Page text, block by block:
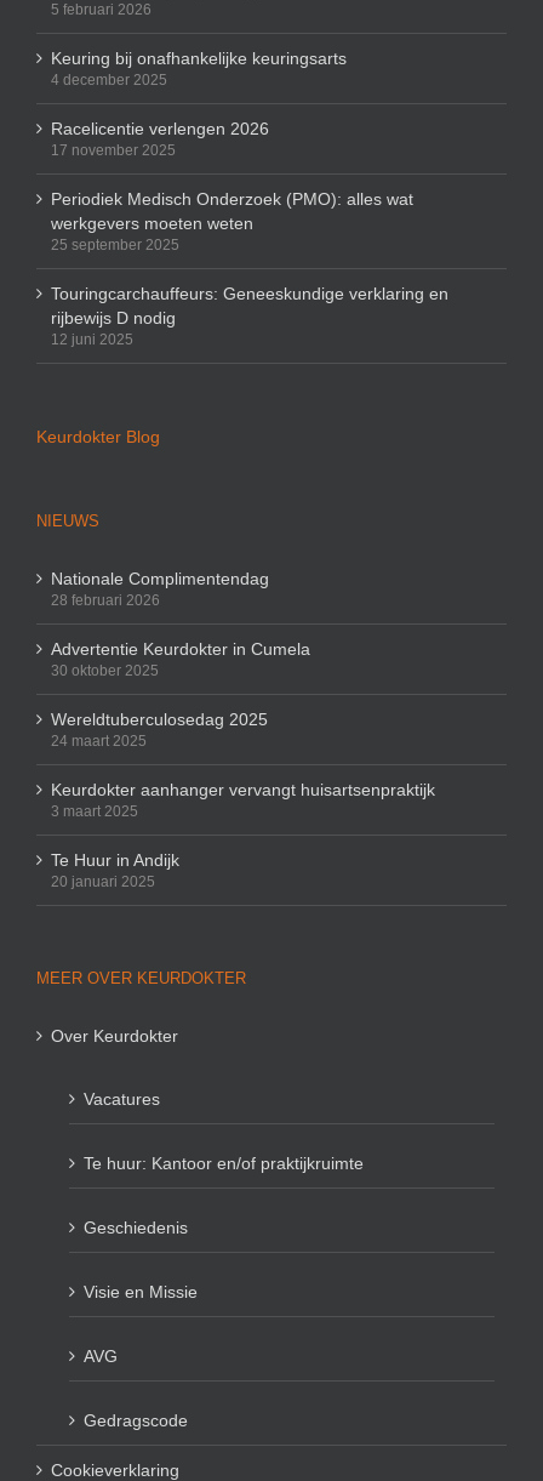
5 februari 2026
Keuring bij onafhankelijke keuringsarts
4 december 2025
Racelicentie verlengen 2026
17 november 2025
Periodiek Medisch Onderzoek (PMO): alles wat
werkgevers moeten weten
25 september 2025
Touringcarchauffeurs: Geneeskundige verklaring en
rijbewijs D nodig
12 juni 2025
Keurdokter Blog
NIEUWS
Nationale Complimentendag
28 februari 2026
Advertentie Keurdokter in Cumela
30 oktober 2025
Wereldtuberculosedag 2025
24 maart 2025
Keurdokter aanhanger vervangt huisartsenpraktijk
3 maart 2025
Te Huur in Andijk
20 januari 2025
MEER OVER KEURDOKTER
Over Keurdokter
Vacatures
Te huur: Kantoor en/of praktijkruimte
Geschiedenis
Visie en Missie
AVG
Gedragscode
Cookieverklaring